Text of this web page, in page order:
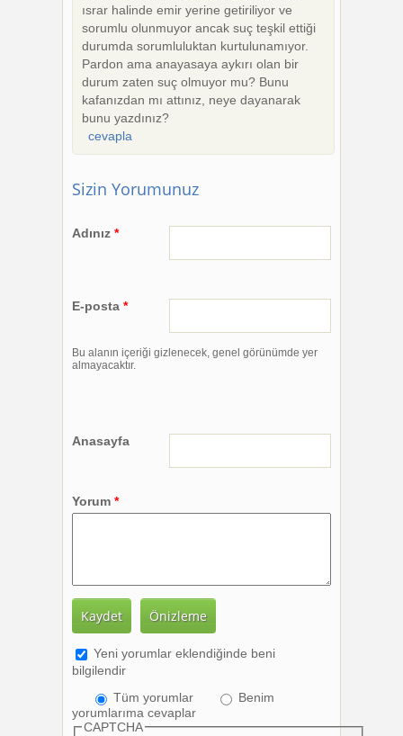
ısrar halinde emir yerine getiriliyor ve
sorumlu olunmuyor ancak suç teşkil ettiği
durumda sorumluluktan kurtulunamıyor.
Pardon ama anayasaya aykırı olan bir
durum zaten suç olmuyor mu? Bunu
kafanızdan mı attınız, neye dayanarak
bunu yazdınız?
cevapla
Sizin Yorumunuz
Adınız *
E-posta *
Bu alanın içeriği gizlenecek, genel görünümde yer
almayacaktır.
Anasayfa
Yorum *
Yeni yorumlar eklendiğinde beni
bilgilendir
Tüm yorumlar
Benim
yorumlarıma cevaplar
CAPTCHA